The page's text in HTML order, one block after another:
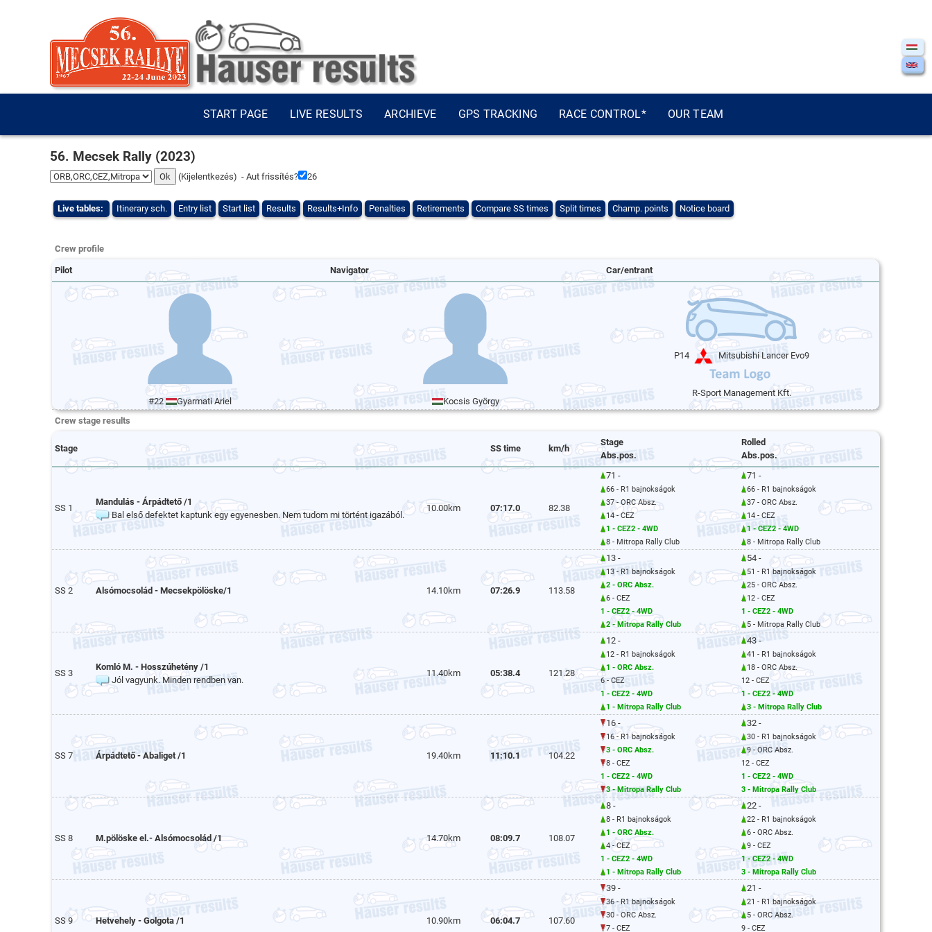
START PAGE LIVE RESULTS ARCHIEVE GPS TRACKING RACE CONTROL* OUR TEAM
56. Mecsek Rally (2023)
(Kijelentkezés) - Aut frissítés? 25
Live tables: Itinerary sch. Entry list Start list Results Results+Info Penalties Retirements Compare SS times Split times Champ. points Notice board
Crew profile
Pilot Navigator Car/entrant
#22 Gyarmati Ariel Kocsis György
P14 Mitsubishi Lancer Evo9
R-Sport Management Kft.
Crew stage results
Stage SS time km/h
Stage
Abs.pos.
Rolled
Abs.pos.
SS 1
Mandulás - Árpádtető /1
Bal első defektet kaptunk egy egyenesben. Nem tudom mi történt igazából.
10.00km 07:17.0 82.38
71 -
66 - R1 bajnokságok
37 - ORC Absz.
14 - CEZ
1 - CEZ2 - 4WD
8 - Mitropa Rally Club
71 -
66 - R1 bajnokságok
37 - ORC Absz.
14 - CEZ
1 - CEZ2 - 4WD
8 - Mitropa Rally Club
SS 2 Alsómocsolád - Mecsekpölöske/1 14.10km 07:26.9 113.58
13 -
13 - R1 bajnokságok
2 - ORC Absz.
6 - CEZ
1 - CEZ2 - 4WD
2 - Mitropa Rally Club
54 -
51 - R1 bajnokságok
25 - ORC Absz.
12 - CEZ
1 - CEZ2 - 4WD
5 - Mitropa Rally Club
SS 3
Komló M. - Hosszúhetény /1
Jól vagyunk. Minden rendben van.
11.40km 05:38.4 121.28
12 -
12 - R1 bajnokságok
1 - ORC Absz.
6 - CEZ
1 - CEZ2 - 4WD
1 - Mitropa Rally Club
43 -
41 - R1 bajnokságok
18 - ORC Absz.
12 - CEZ
1 - CEZ2 - 4WD
3 - Mitropa Rally Club
SS 7 Árpádtető - Abaliget /1 19.40km 11:10.1 104.22
16 -
16 - R1 bajnokságok
3 - ORC Absz.
8 - CEZ
1 - CEZ2 - 4WD
3 - Mitropa Rally Club
32 -
30 - R1 bajnokságok
9 - ORC Absz.
12 - CEZ
1 - CEZ2 - 4WD
3 - Mitropa Rally Club
SS 8 M.pölöske el.- Alsómocsolád /1 14.70km 08:09.7 108.07
8 -
8 - R1 bajnokságok
1 - ORC Absz.
4 - CEZ
1 - CEZ2 - 4WD
1 - Mitropa Rally Club
22 -
22 - R1 bajnokságok
6 - ORC Absz.
9 - CEZ
1 - CEZ2 - 4WD
3 - Mitropa Rally Club
SS 9 Hetvehely - Golgota /1 10.90km 06:04.7 107.60
39 -
36 - R1 bajnokságok
30 - ORC Absz.
7 - CEZ
21 -
21 - R1 bajnokságok
5 - ORC Absz.
9 - CEZ